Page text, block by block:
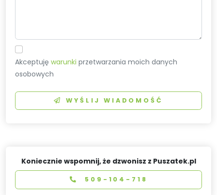
Akceptujęwarunki przetwarzania moich danych
osobowych
WYŚLIJ WIADOMOŚĆ
Koniecznie wspomnij, że dzwonisz z Puszatek.pl
509-104-718